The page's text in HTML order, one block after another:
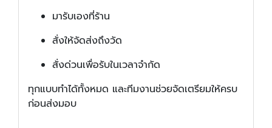
มารับเองที่ร้าน
สั่งให้จัดส่งถึงวัด
สั่งด่วนเพื่อรับในเวลาจำกัด
ทุกแบบทำได้ทั้งหมด และทีมงานช่วยจัดเตรียมให้ครบ
ก่อนส่งมอบ